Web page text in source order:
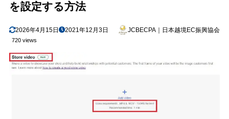
を設定する方法
2026年4月15日 2021年12月3日 JCBECPA｜日本越境EC振興協会
720 views